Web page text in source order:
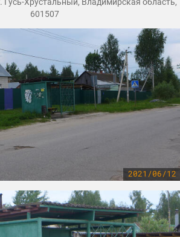
601507
2021/06/12